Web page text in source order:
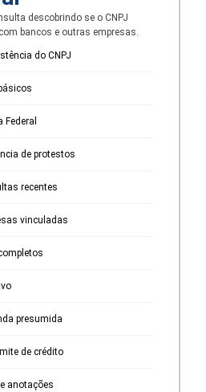
descobrindo se o CNPJ
bancos e outras empresas.
do CNPJ
Federal
de protestos
recentes
vinculadas
presumida
de crédito
anotações